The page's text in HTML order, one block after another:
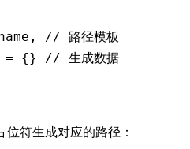
,
// 路径模板
= {}
// 生成数据
符生成对应的路径：